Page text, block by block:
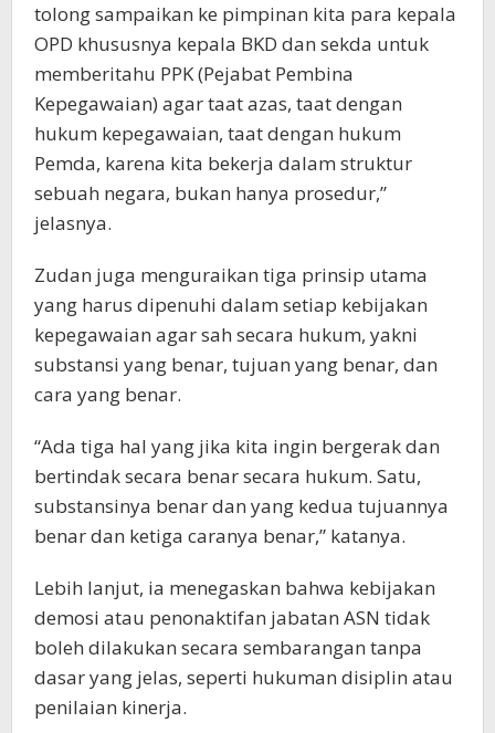
tolong sampaikan ke pimpinan kita para kepala
OPD khususnya kepala BKD dan sekda untuk
memberitahu PPK (Pejabat Pembina
Kepegawaian) agar taat azas, taat dengan
hukum kepegawaian, taat dengan hukum
Pemda, karena kita bekerja dalam struktur
sebuah negara, bukan hanya prosedur,”
jelasnya.
Zudan juga menguraikan tiga prinsip utama
yang harus dipenuhi dalam setiap kebijakan
kepegawaian agar sah secara hukum, yakni
substansi yang benar, tujuan yang benar, dan
cara yang benar.
“Ada tiga hal yang jika kita ingin bergerak dan
bertindak secara benar secara hukum. Satu,
substansinya benar dan yang kedua tujuannya
benar dan ketiga caranya benar,” katanya.
Lebih lanjut, ia menegaskan bahwa kebijakan
demosi atau penonaktifan jabatan ASN tidak
boleh dilakukan secara sembarangan tanpa
dasar yang jelas, seperti hukuman disiplin atau
penilaian kinerja.